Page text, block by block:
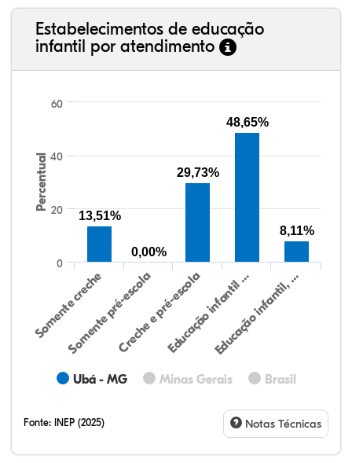
Estabelecimentos de educação
infantil por atendimento
Percentual
Ubá - MG Minas Gerais Brasil
Somente creche
Somente pré-escolaCreche e pré-escolaEducação infantil …Educação infantil, …
0
20
40
60
13,51%
0,00%
29,73%
48,65%
8,11%
Fonte: INEP (2025) Notas Técnicas